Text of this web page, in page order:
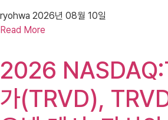
ryohwa 2026년 08월 10일
Read More
2026
가(TRVD),